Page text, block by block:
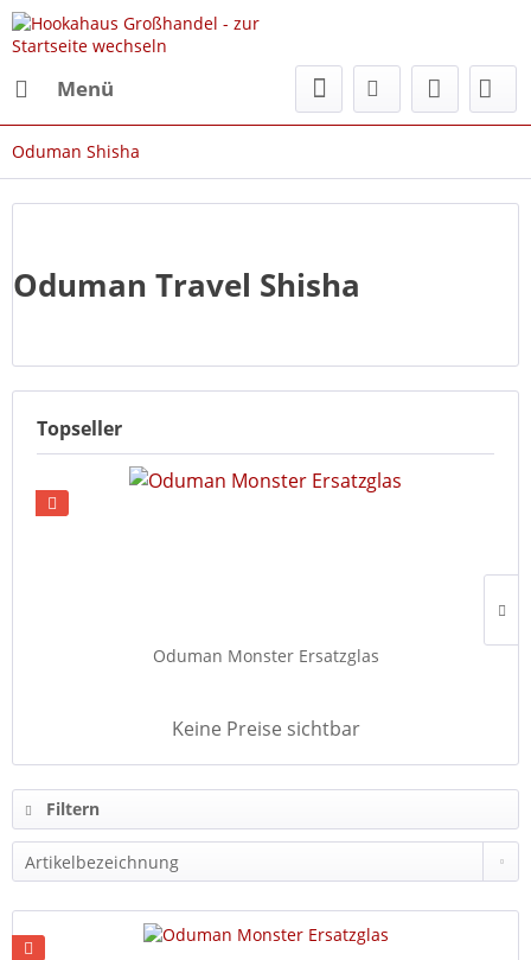
Menü
Oduman Shisha
Oduman Travel Shisha
Topseller
Oduman Monster Ersatzglas
Keine Preise sichtbar
Filtern